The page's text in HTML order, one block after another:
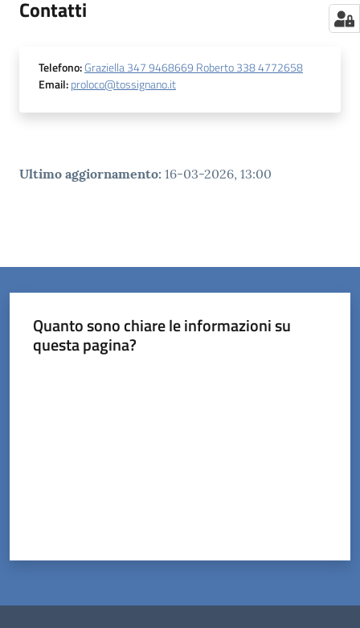
Contatti
Telefono:Graziella 347 9468669 Roberto 338 4772658
Email:proloco@tossignano.it
Ultimo aggiornamento: 16-03-2026, 13:00
Quanto sono chiare le informazioni su
questa pagina?